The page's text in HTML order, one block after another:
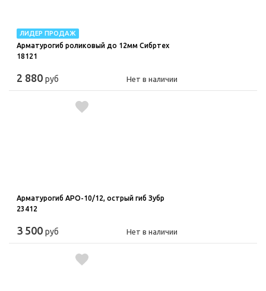
ЛИДЕР ПРОДАЖ
Арматурогиб роликовый до 12мм Сибртех
18121
2 880 руб Нет в наличии
Арматурогиб АРО-10/12, острый гиб Зубр
23412
3 500 руб Нет в наличии